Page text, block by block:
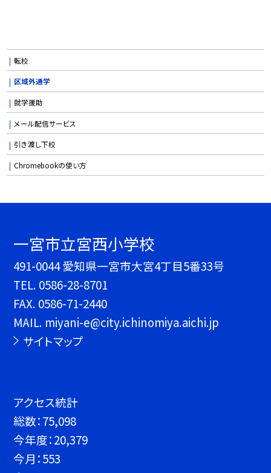
転校
区域外通学
就学援助
メール配信サービス
引き渡し下校
Chromebookの使い方
一宮市立宮西小学校
491-0044 愛知県一宮市大宮4丁目5番33号
TEL. 0586-28-8701
FAX. 0586-71-2440
MAIL. miyani-e@city.ichinomiya.aichi.jp
サイトマップ
アクセス統計
総数：75,098
今年度：20,379
今月：553